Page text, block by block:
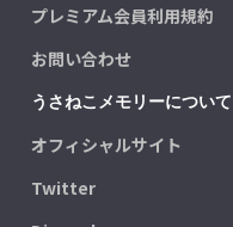
プレミアム会員利用規約
お問い合わせ
うさねこメモリーについて
オフィシャルサイト
Twitter